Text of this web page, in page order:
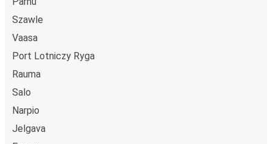
Szawle
Vaasa
Port Lotniczy Ryga
Rauma
Salo
Narpio
Jelgava